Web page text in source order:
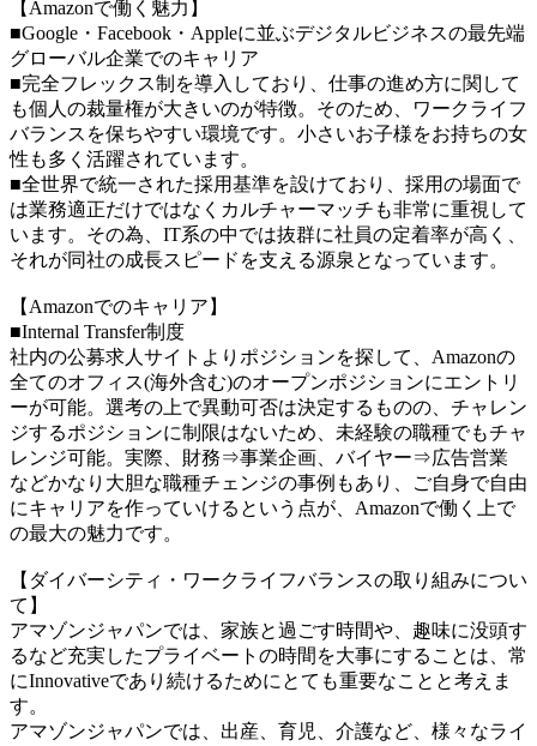
【Amazonで働く魅力】
■Google・Facebook・Appleに並ぶデジタルビジネスの最先端
グローバル企業でのキャリア
■完全フレックス制を導入しており、仕事の進め方に関して
も個人の裁量権が大きいのが特徴。そのため、ワークライフ
バランスを保ちやすい環境です。小さいお子様をお持ちの女
性も多く活躍されています。
■全世界で統一された採用基準を設けており、採用の場面で
は業務適正だけではなくカルチャーマッチも非常に重視して
います。その為、IT系の中では抜群に社員の定着率が高く、
それが同社の成長スピードを支える源泉となっています。
【Amazonでのキャリア】
■Internal Transfer制度
社内の公募求人サイトよりポジションを探して、Amazonの
全てのオフィス(海外含む)のオープンポジションにエントリ
ーが可能。選考の上で異動可否は決定するものの、チャレン
ジするポジションに制限はないため、未経験の職種でもチャ
レンジ可能。実際、財務⇒事業企画、バイヤー⇒広告営業
などかなり大胆な職種チェンジの事例もあり、ご自身で自由
にキャリアを作っていけるという点が、Amazonで働く上で
の最大の魅力です。
【ダイバーシティ・ワークライフバランスの取り組みについ
て】
アマゾンジャパンでは、家族と過ごす時間や、趣味に没頭す
るなど充実したプライベートの時間を大事にすることは、常
にInnovativeであり続けるためにとても重要なことと考えま
す。
アマゾンジャパンでは、出産、育児、介護など、様々なライ